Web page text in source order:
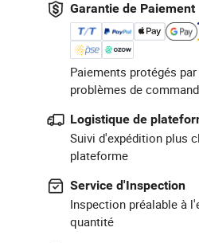
Garantie de Paiement
Paiements protégés
problèmes de
Logistique de
Suivi d'expédition plus
plateforme
Service d'Inspection
Inspection préalable à
quantité